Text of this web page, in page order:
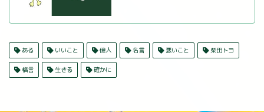
ある いいこと 偉人 名言 悪いこと 柴田トヨ
格言 生きる 確かに